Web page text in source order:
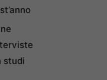
studi